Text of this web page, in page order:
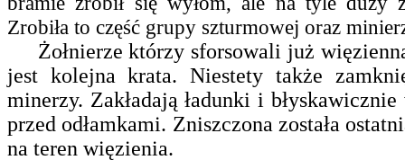
Zrobiła to część grupy szturmowej oraz
Żołnierze którzy sforsowali już
jest kolejna krata. Niestety także
minerzy. Zakładają ładunki i
przed odłamkami. Zniszczona została
na teren więzienia.